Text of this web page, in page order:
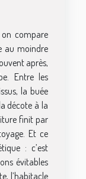
on compare
au moindre
après,
Entre les
la buée
décote à la
finit par
Et ce
: c’est
évitables
l’habitacle